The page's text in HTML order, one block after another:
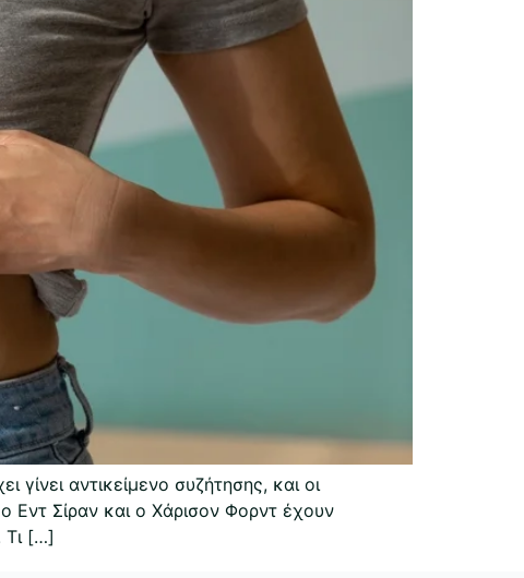
αντικείμενο συζήτησης, και οι
Εντ Σίραν και ο Χάρισον Φορντ έχουν
Τι […]